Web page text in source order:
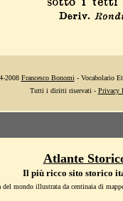
2008 Francesco Bonomi - Vocabolario
Tutti i diritti riservati - Privacy
Atlante
Il più ricco sito storico
del mondo illustrata da centinaia di